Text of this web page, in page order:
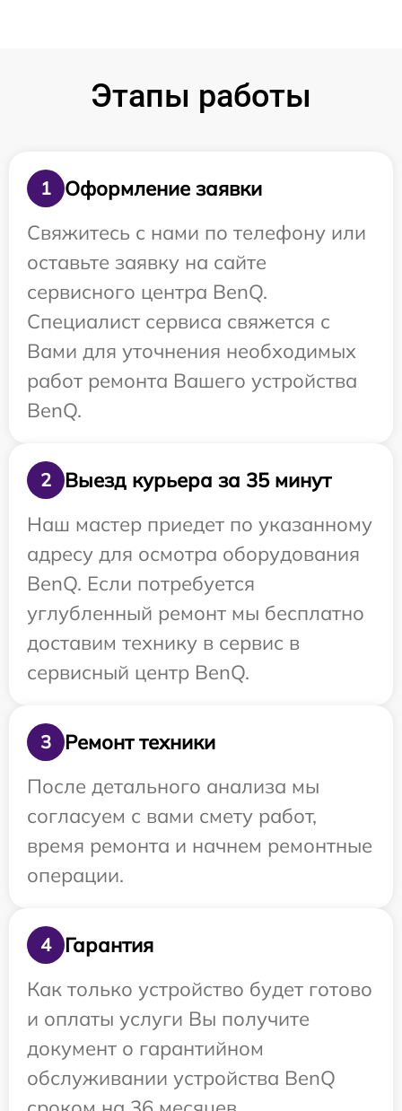
Этапы работы
1
Оформление заявки
Свяжитесь с нами по телефону или
оставьте заявку на сайте
сервисного центра BenQ.
Специалист сервиса свяжется с
Вами для уточнения необходимых
работ ремонта Вашего устройства
BenQ.
2
Выезд курьера за 35 минут
Наш мастер приедет по указанному
адресу для осмотра оборудования
BenQ. Если потребуется
углубленный ремонт мы бесплатно
доставим технику в сервис в
сервисный центр BenQ.
3
Ремонт техники
После детального анализа мы
согласуем с вами смету работ,
время ремонта и начнем ремонтные
операции.
4
Гарантия
Как только устройство будет готово
и оплаты услуги Вы получите
документ о гарантийном
обслуживании устройства BenQ